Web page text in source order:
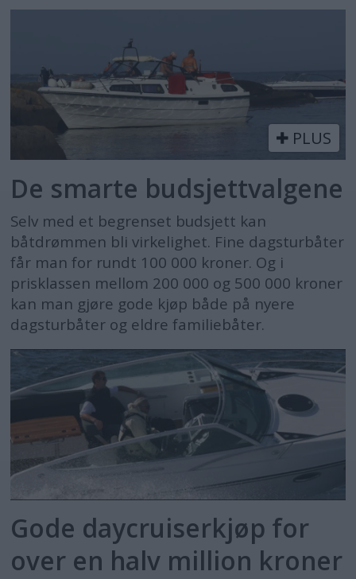
PLUS
De smarte budsjettvalgene
Selv med et begrenset budsjett kan
båtdrømmen bli virkelighet. Fine dagsturbåter
får man for rundt 100 000 kroner. Og i
prisklassen mellom 200 000 og 500 000 kroner
kan man gjøre gode kjøp både på nyere
dagsturbåter og eldre familiebåter.
Gode daycruiserkjøp for
over en halv million kroner